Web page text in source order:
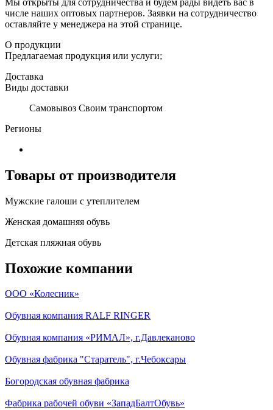
числе наших оптовых партнеров. Заявки на сотрудничество
оставляйте у менеджера на этой странице.
О продукции
Предлагаемая продукция или услуги;
Доставка
Виды доставки
Самовывоз Своим транспортом
Регионы
Товары от производителя
Мужские галоши с утеплителем
Женская домашняя обувь
Детская пляжная обувь
Похожие компании
ООО «Колесник»
Обувная компания RALF RINGER
Обувная компания «РИМАЛ», г.Давлеканово
Обувная фабрика "Старатель", г.Чебоксары
Богородская обувная фабрика
Фабрика рабочей обуви «ЗападБалтОбувь»